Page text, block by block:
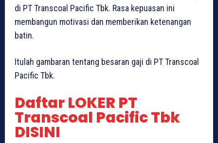
di PT Transcoal Pacific Tbk. Rasa kepuasan ini
membangun motivasi dan memberikan ketenangan
batin.
Itulah gambaran tentang besaran gaji di PT Transcoal
Pacific Tbk.
Daftar LOKER PT
Transcoal Pacific Tbk
DISINI